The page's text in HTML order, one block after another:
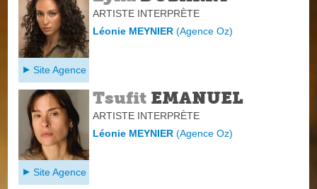
ARTISTE INTERPRÈTE
Léonie MEYNIER(Agence Oz)
Site Agence
Tsufit EMANUEL
ARTISTE INTERPRÈTE
Léonie MEYNIER(Agence Oz)
Site Agence